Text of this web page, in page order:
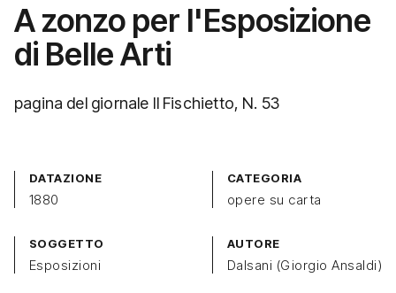
A zonzo per l'Esposizione
di Belle Arti
pagina del giornale Il Fischietto, N. 53
DATAZIONE
1880
CATEGORIA
opere su carta
SOGGETTO
Esposizioni
AUTORE
Dalsani (Giorgio Ansaldi)